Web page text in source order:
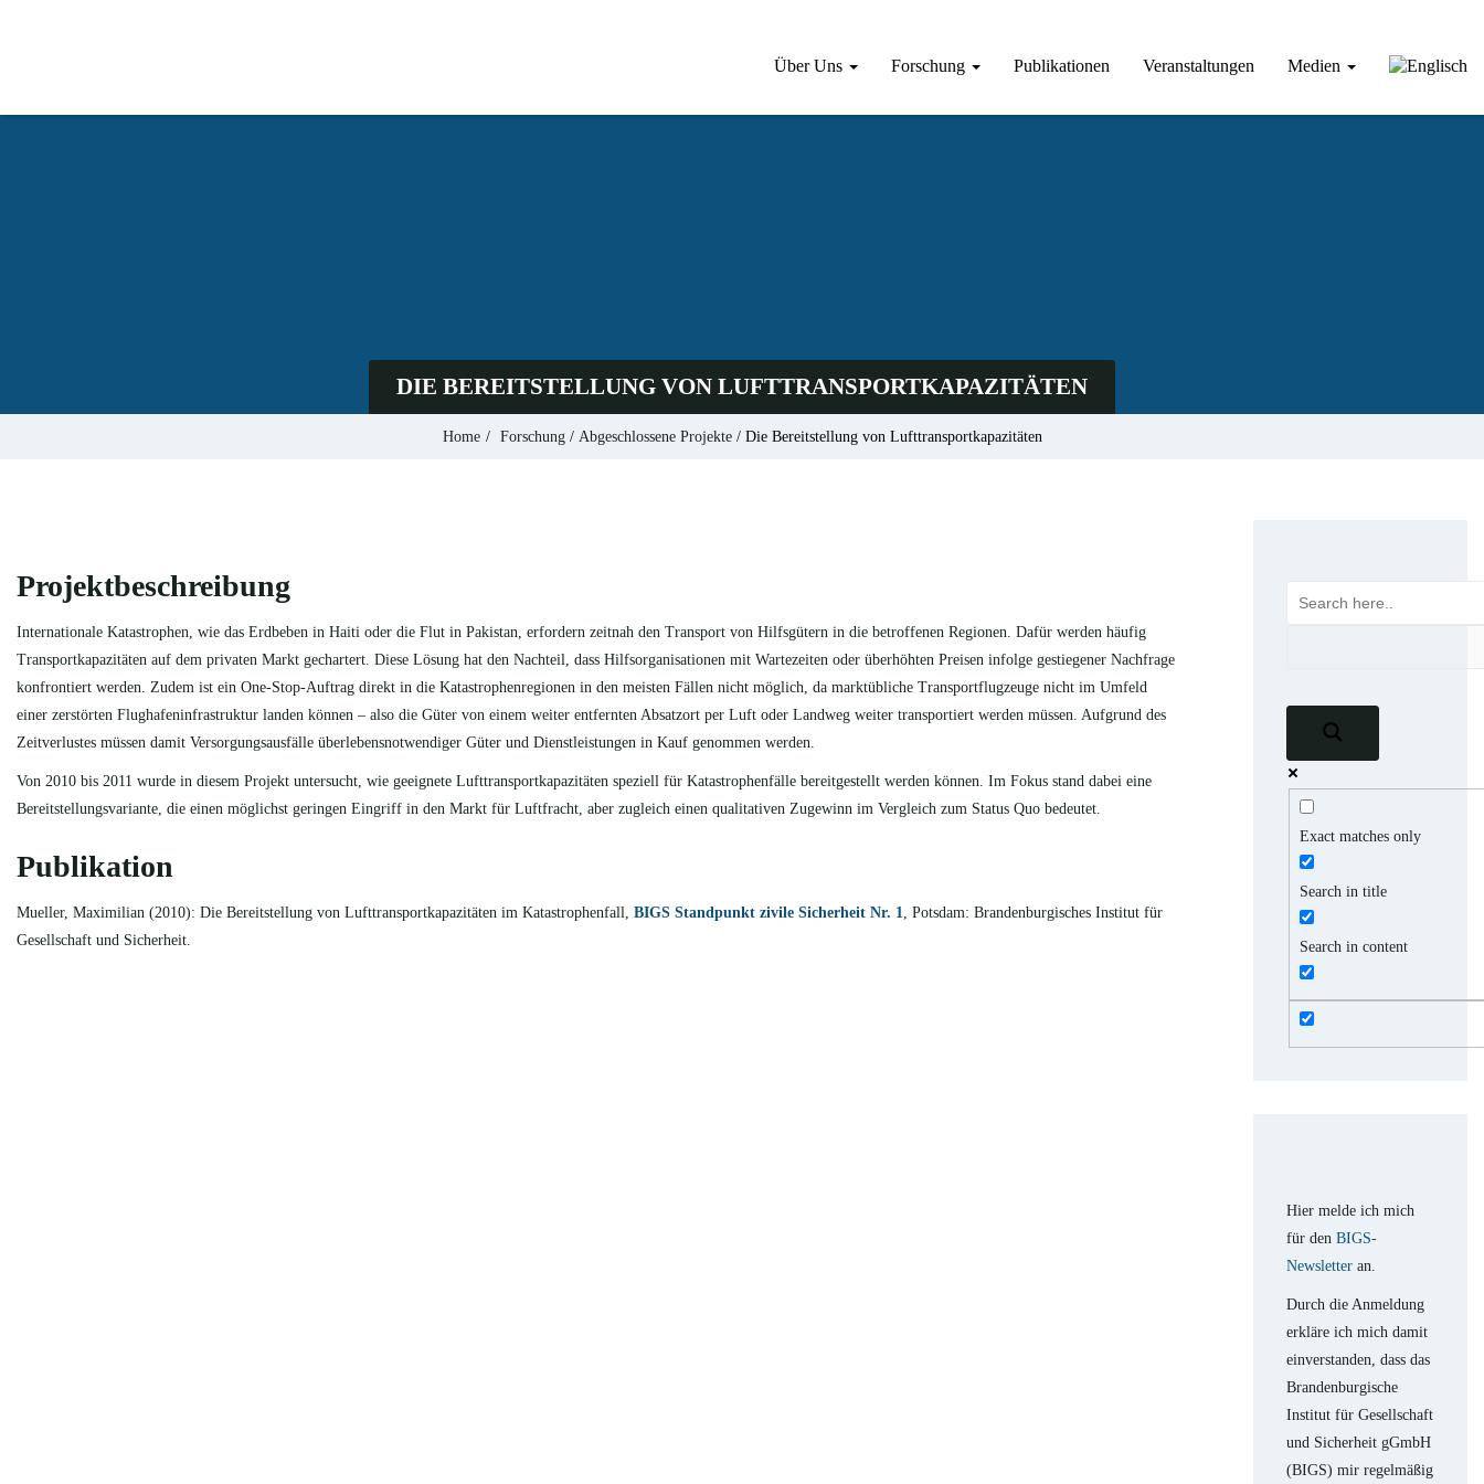
Über Uns Forschung Publikationen Veranstaltungen Medien
DIE BEREITSTELLUNG VON LUFTTRANSPORTKAPAZITÄTEN
Home / Forschung / Abgeschlossene Projekte / Die Bereitstellung von Lufttransportkapazitäten
Projektbeschreibung
Internationale Katastrophen, wie das Erdbeben in Haiti oder die Flut in Pakistan, erfordern zeitnah den Transport von Hilfsgütern in die betroffenen Regionen. Dafür werden häufig
Transportkapazitäten auf dem privaten Markt gechartert. Diese Lösung hat den Nachteil, dass Hilfsorganisationen mit Wartezeiten oder überhöhten Preisen infolge gestiegener Nachfrage
konfrontiert werden. Zudem ist ein One-Stop-Auftrag direkt in die Katastrophenregionen in den meisten Fällen nicht möglich, da marktübliche Transportflugzeuge nicht im Umfeld
einer zerstörten Flughafeninfrastruktur landen können – also die Güter von einem weiter entfernten Absatzort per Luft oder Landweg weiter transportiert werden müssen. Aufgrund des
Zeitverlustes müssen damit Versorgungsausfälle überlebensnotwendiger Güter und Dienstleistungen in Kauf genommen werden.
Von 2010 bis 2011 wurde in diesem Projekt untersucht, wie geeignete Lufttransportkapazitäten speziell für Katastrophenfälle bereitgestellt werden können. Im Fokus stand dabei eine
Bereitstellungsvariante, die einen möglichst geringen Eingriff in den Markt für Luftfracht, aber zugleich einen qualitativen Zugewinn im Vergleich zum Status Quo bedeutet.
Publikation
Mueller, Maximilian (2010): Die Bereitstellung von Lufttransportkapazitäten im Katastrophenfall, BIGS Standpunkt zivile Sicherheit Nr. 1, Potsdam: Brandenburgisches Institut für
Gesellschaft und Sicherheit.
Exact matches only
Search in title
Search in content
Hier melde ich mich
für den BIGS-
Newsletter an.
Durch die Anmeldung
erkläre ich mich damit
einverstanden, dass das
Brandenburgische
Institut für Gesellschaft
und Sicherheit gGmbH
(BIGS) mir regelmäßig